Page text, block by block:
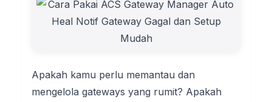
Apakah kamu perlu memantau dan
mengelola gateways yang rumit? Apakah